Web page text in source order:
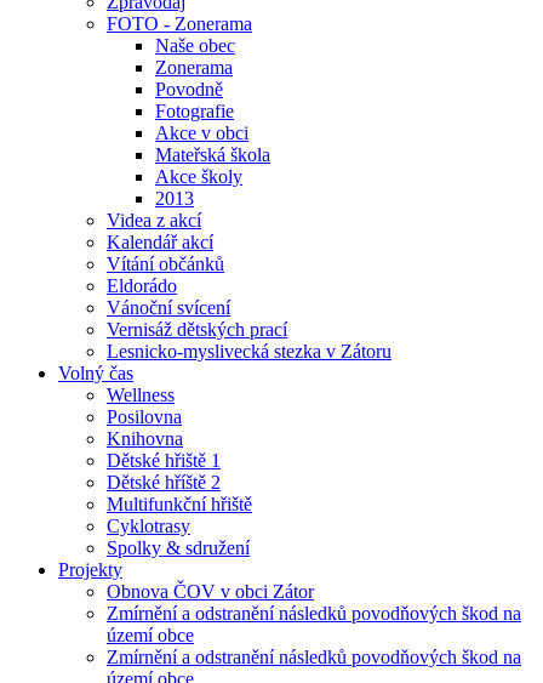
FOTO - Zonerama
Naše obec
Zonerama
Povodně
Fotografie
Akce v obci
Mateřská škola
Akce školy
2013
Videa z akcí
Kalendář akcí
Vítání občánků
Eldorádo
Vánoční svícení
Vernisáž dětských prací
Lesnicko-myslivecká stezka v Zátoru
Volný čas
Wellness
Posilovna
Knihovna
Dětské hřiště 1
Dětské hříště 2
Multifunkční hřiště
Cyklotrasy
Spolky & sdružení
Projekty
Obnova ČOV v obci Zátor
Zmírnění a odstranění následků povodňových škod na
území obce
Zmírnění a odstranění následků povodňových škod na
území obce